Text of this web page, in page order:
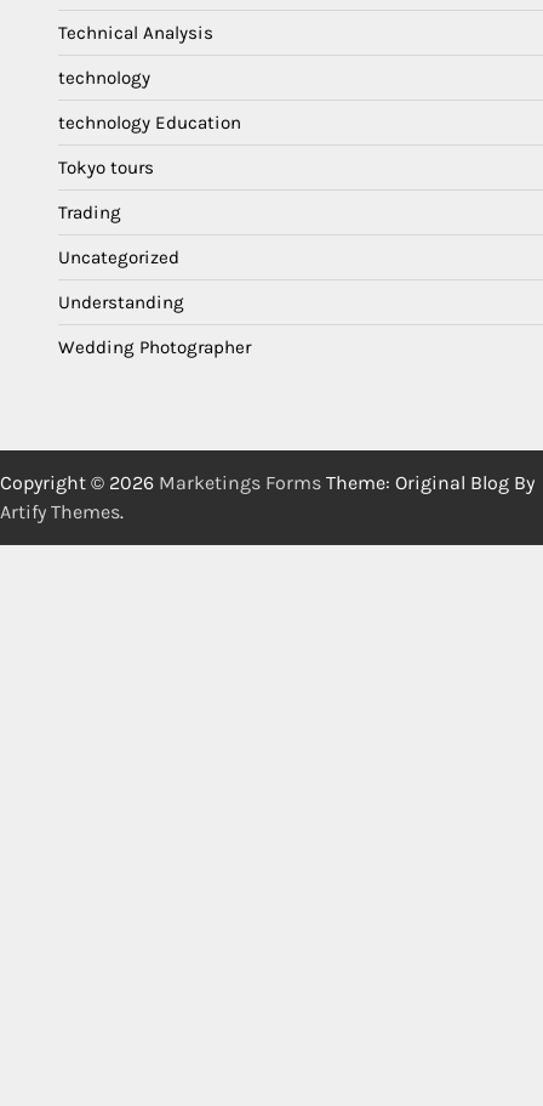
Technical Analysis
technology
technology Education
Tokyo tours
Trading
Uncategorized
Understanding
Wedding Photographer
Copyright © 2026 Marketings Forms Theme: Original Blog By
Artify Themes.